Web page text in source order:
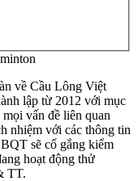
về Cầu Lông Việt
lập từ 2012 với mục
vấn đề liên quan
nhiệm với các thông tin
sẽ cố gắng kiểm
hoạt động thử
TT.